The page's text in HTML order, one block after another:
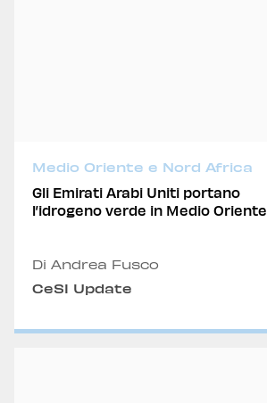
Medio Oriente e Nord Africa
Gli Emirati Arabi Uniti portano
l’idrogeno verde in Medio Oriente
Di Andrea Fusco
CeSI Update